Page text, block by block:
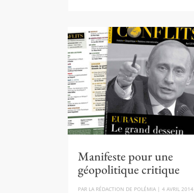
Manifeste pour une
géopolitique critique
PAR LA RÉDACTION DE POLÉMIA |4 AVRIL 2014